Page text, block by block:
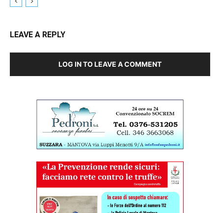
LEAVE A REPLY
LOG IN TO LEAVE A COMMENT